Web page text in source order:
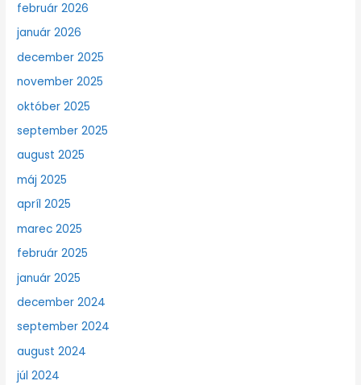
február 2026
január 2026
december 2025
november 2025
október 2025
september 2025
august 2025
máj 2025
apríl 2025
marec 2025
február 2025
január 2025
december 2024
september 2024
august 2024
júl 2024